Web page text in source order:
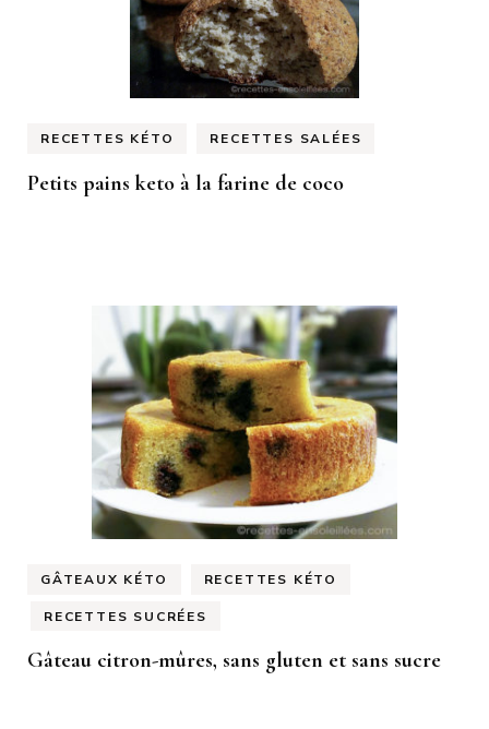
RECETTES KÉTO RECETTES SALÉES
Petits pains keto à la farine de coco
GÂTEAUX KÉTO RECETTES KÉTO
RECETTES SUCRÉES
Gâteau citron-mûres, sans gluten et sans sucre